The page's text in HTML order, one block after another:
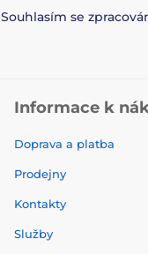
Souhlasím se
Informace k
Doprava a platba
Prodejny
Kontakty
Služby